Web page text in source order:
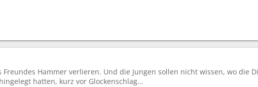
Hammer verlieren. Und die Jungen sollen nicht wissen, wo die
hatten, kurz vor Glockenschlag...